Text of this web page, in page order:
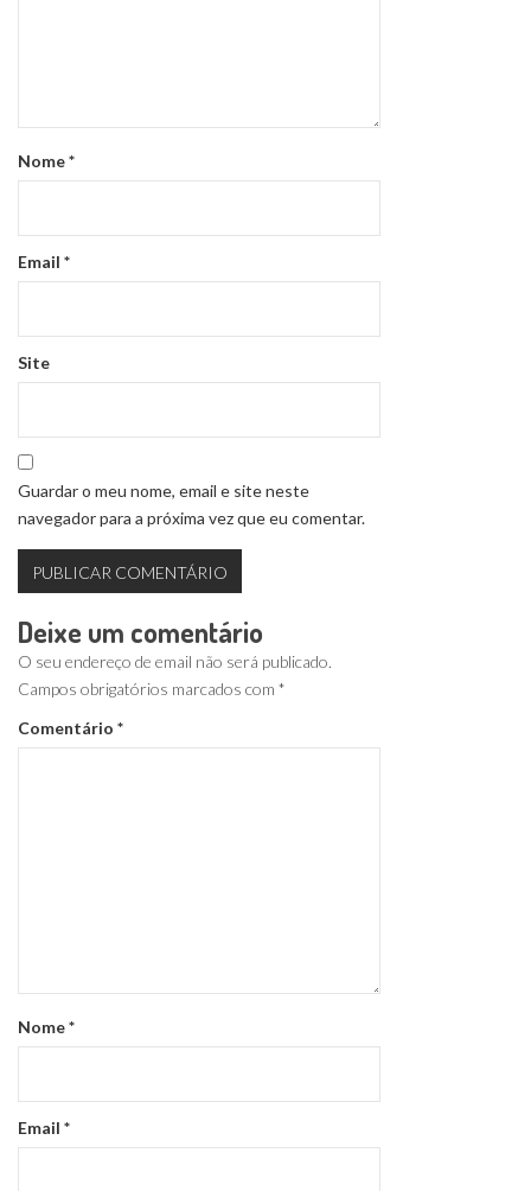
Nome*
Email *
Site
Guardar o meu nome, email e site neste
navegador para a próxima vez que eu comentar.
Deixe um comentário
O seu endereço de email não será publicado.
Campos obrigatórios marcados com *
Comentário *
Nome*
Email *